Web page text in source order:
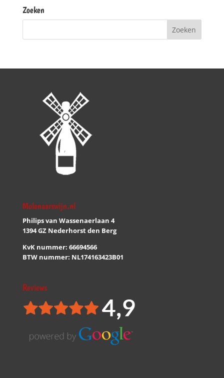
Zoeken
Molenaarswijn.nl
Philips van Wassenaerlaan 4
1394 GZ Nederhorst den Berg
KvK nummer: 66694566
BTW nummer: NL174163423B01
Reviews